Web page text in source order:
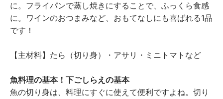
に。フライパンで蒸し焼きにすることで、ふっくら食感
に。ワインのおつまみなど、おもてなしにも喜ばれる1品
です！
【主材料】たら（切り身）・アサリ・ミニトマトなど
魚料理の基本！下ごしらえの基本
魚の切り身は、料理にすぐに使えて便利ですよね。切り